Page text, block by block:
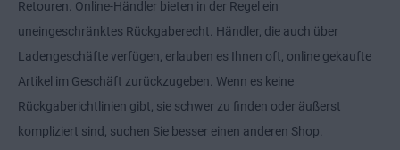
Retouren. Online-Händler bieten in der Regel ein
uneingeschränktes Rückgaberecht. Händler, die auch über
Ladengeschäfte verfügen, erlauben es Ihnen oft, online gekaufte
Artikel im Geschäft zurückzugeben. Wenn es keine
Rückgaberichtlinien gibt, sie schwer zu finden oder äußerst
kompliziert sind, suchen Sie besser einen anderen Shop.